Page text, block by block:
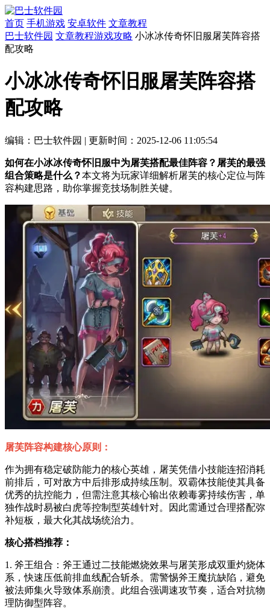
首页 手机游戏 安卓软件 文章教程
巴士软件园 文章教程游戏攻略 小冰冰传奇怀旧服屠芙阵容搭
配攻略
小冰冰传奇怀旧服屠芙阵容搭
配攻略
编辑：巴士软件园 | 更新时间：2025-12-06 11:05:54
如何在小冰冰传奇怀旧服中为屠芙搭配最佳阵容？屠芙的最强
组合策略是什么？本文将为玩家详细解析屠芙的核心定位与阵
容构建思路，助你掌握竞技场制胜关键。
屠芙阵容构建核心原则：
作为拥有稳定破防能力的核心英雄，屠芙凭借小技能连招消耗
前排后，可对敌方中后排形成持续压制。双霸体技能使其具备
优秀的抗控能力，但需注意其核心输出依赖毒雾持续伤害，单
独作战时易被白虎等控制型英雄针对。因此需通过合理搭配弥
补短板，最大化其战场统治力。
核心搭档推荐：
1. 斧王组合：斧王通过二技能燃烧效果与屠芙形成双重灼烧体
系，快速压低前排血线配合斩杀。需警惕斧王魔抗缺陷，避免
被法师集火导致体系崩溃。此组合强调速攻节奏，适合对抗物
理防御型阵容。